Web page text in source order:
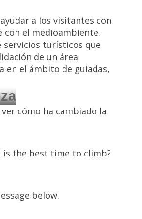
a los visitantes con
con el medioambiente.
servicios turísticos que
de un área
en el ámbito de guiadas,
cómo ha cambiado la
is the best time to climb?
below.